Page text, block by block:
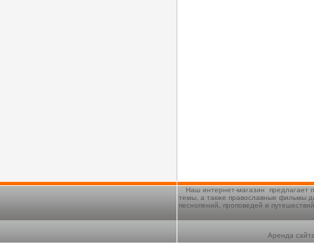
Наш интернет-магазин предлагает
темы, а также православные фильмы
песнопений, проповедей и
Аренда